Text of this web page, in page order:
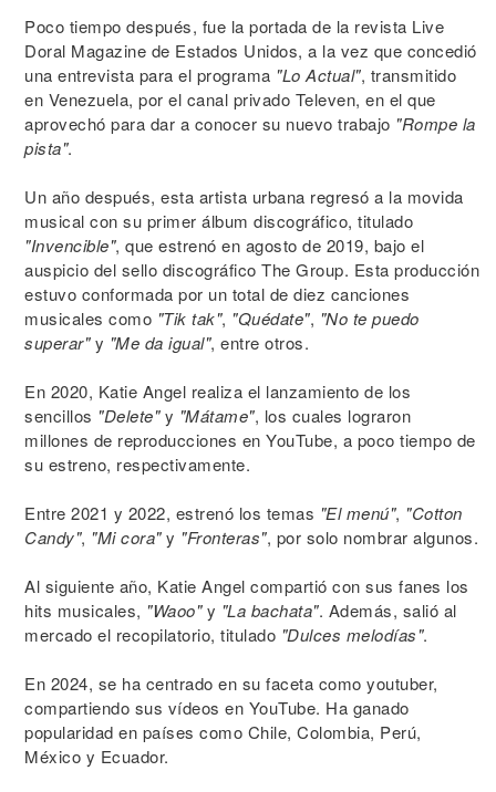
Poco tiempo después, fue la portada de la revista Live
Doral Magazine de Estados Unidos, a la vez que concedió
una entrevista para el programa "Lo Actual", transmitido
en Venezuela, por el canal privado Televen, en el que
aprovechó para dar a conocer su nuevo trabajo "Rompe la
pista".
Un año después, esta artista urbana regresó a la movida
musical con su primer álbum discográfico, titulado
"Invencible", que estrenó en agosto de 2019, bajo el
auspicio del sello discográfico The Group. Esta producción
estuvo conformada por un total de diez canciones
musicales como "Tik tak", "Quédate", "No te puedo
superar"y "Me da igual", entre otros.
En 2020, Katie Angel realiza el lanzamiento de los
sencillos "Delete"y "Mátame", los cuales lograron
millones de reproducciones en YouTube, a poco tiempo de
su estreno, respectivamente.
Entre 2021 y 2022, estrenó los temas "El menú", "Cotton
Candy", "Mi cora"y "Fronteras", por solo nombrar algunos.
Al siguiente año, Katie Angel compartió con sus fanes los
hits musicales, "Waoo"y "La bachata". Además, salió al
mercado el recopilatorio, titulado "Dulces melodías".
En 2024, se ha centrado en su faceta como youtuber,
compartiendo sus vídeos en YouTube. Ha ganado
popularidad en países como Chile, Colombia, Perú,
México y Ecuador.